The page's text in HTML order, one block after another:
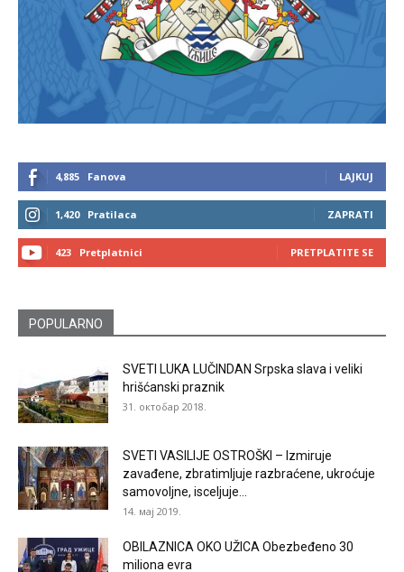
4,885 Fanova LAJKUJ
1,420 Pratilaca ZAPRATI
423 Pretplatnici PRETPLATITE SE
POPULARNO
SVETI LUKA LUČINDAN Srpska slava i veliki
hrišćanski praznik
31. октобар 2018.
SVETI VASILIJE OSTROŠKI – Izmiruje
zavađene, zbratimljuje razbraćene, ukroćuje
samovoljne, isceljuje...
14. мај 2019.
OBILAZNICA OKO UŽICA Obezbeđeno 30
miliona evra